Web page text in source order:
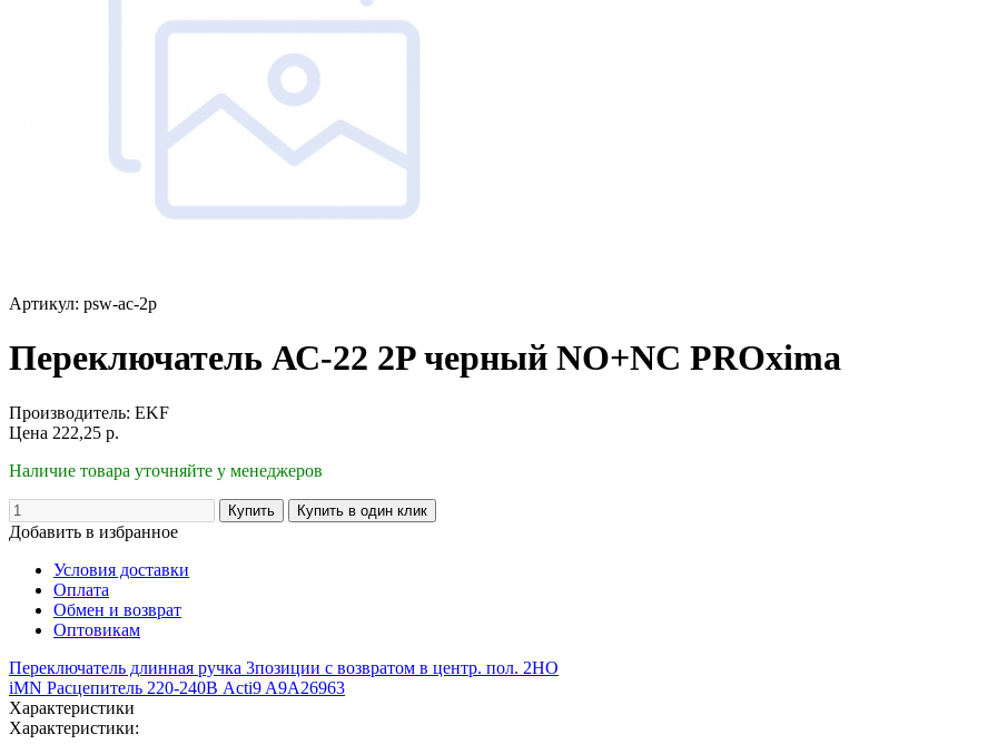
Артикул: psw-ac-2p
Переключатель АС-22 2P черный NO+NC PROxima
Производитель: EKF
Цена 222,25 р.
Наличие товара уточняйте у менеджеров
Добавить в избранное
Условия доставки
Оплата
Обмен и возврат
Оптовикам
Переключатель длинная ручка 3позиции с возвратом в центр. пол. 2НО
iMN Расцепитель 220-240В Acti9 A9A26963
Характеристики
Характеристики: